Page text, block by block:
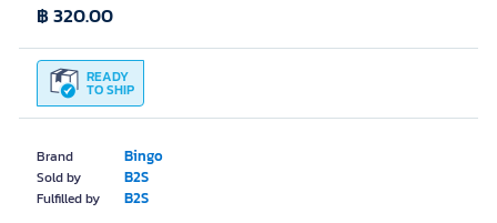
Brand Bingo
Sold by B2S
Fulfilled by B2S
READY
TO SHIP
฿ 320.00